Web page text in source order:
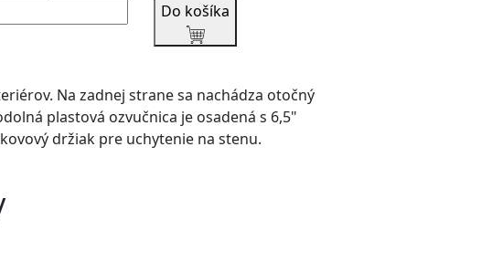
Do košíka
Na zadnej strane sa nachádza otočný
plastová ozvučnica je osadená s 6,5"
držiak pre uchytenie na stenu.